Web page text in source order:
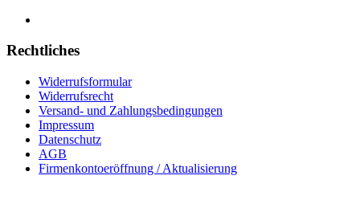
Rechtliches
Widerrufsformular
Widerrufsrecht
Versand- und Zahlungsbedingungen
Impressum
Datenschutz
AGB
Firmenkontoeröffnung / Aktualisierung